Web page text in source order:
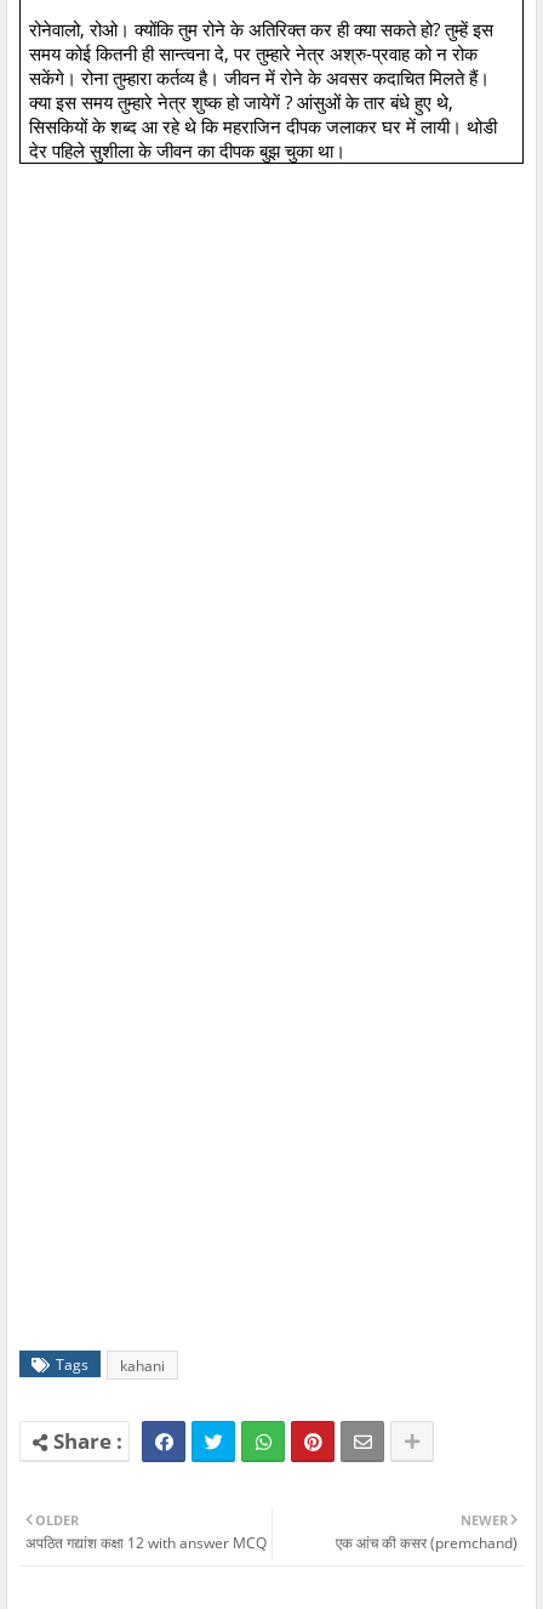
रोनेवालो, रोओ। क्योंकि तुम रोने के अतिरिक्त कर ही क्या सकते हो? तुम्हें इस
समय कोई कितनी ही सान्त्वना दे, पर तुम्हारे नेत्र अश्रु-प्रवाह को न रोक
सकेंगे। रोना तुम्हारा कर्तव्य है। जीवन में रोने के अवसर कदाचित मिलते हैं।
क्या इस समय तुम्हारे नेत्र शुष्क हो जायेगें ? आंसुओं के तार बंधे हुए थे,
सिसकियों के शब्द आ रहे थे कि महराजिन दीपक जलाकर घर में लायी। थोडी
देर पहिले सुशीला के जीवन का दीपक बुझ चुका था।
Tags kahani
NEWER
एक आंच की कसर (premchand)
OLDER
अपठित गद्यांश कक्षा 12 with answer MCQ